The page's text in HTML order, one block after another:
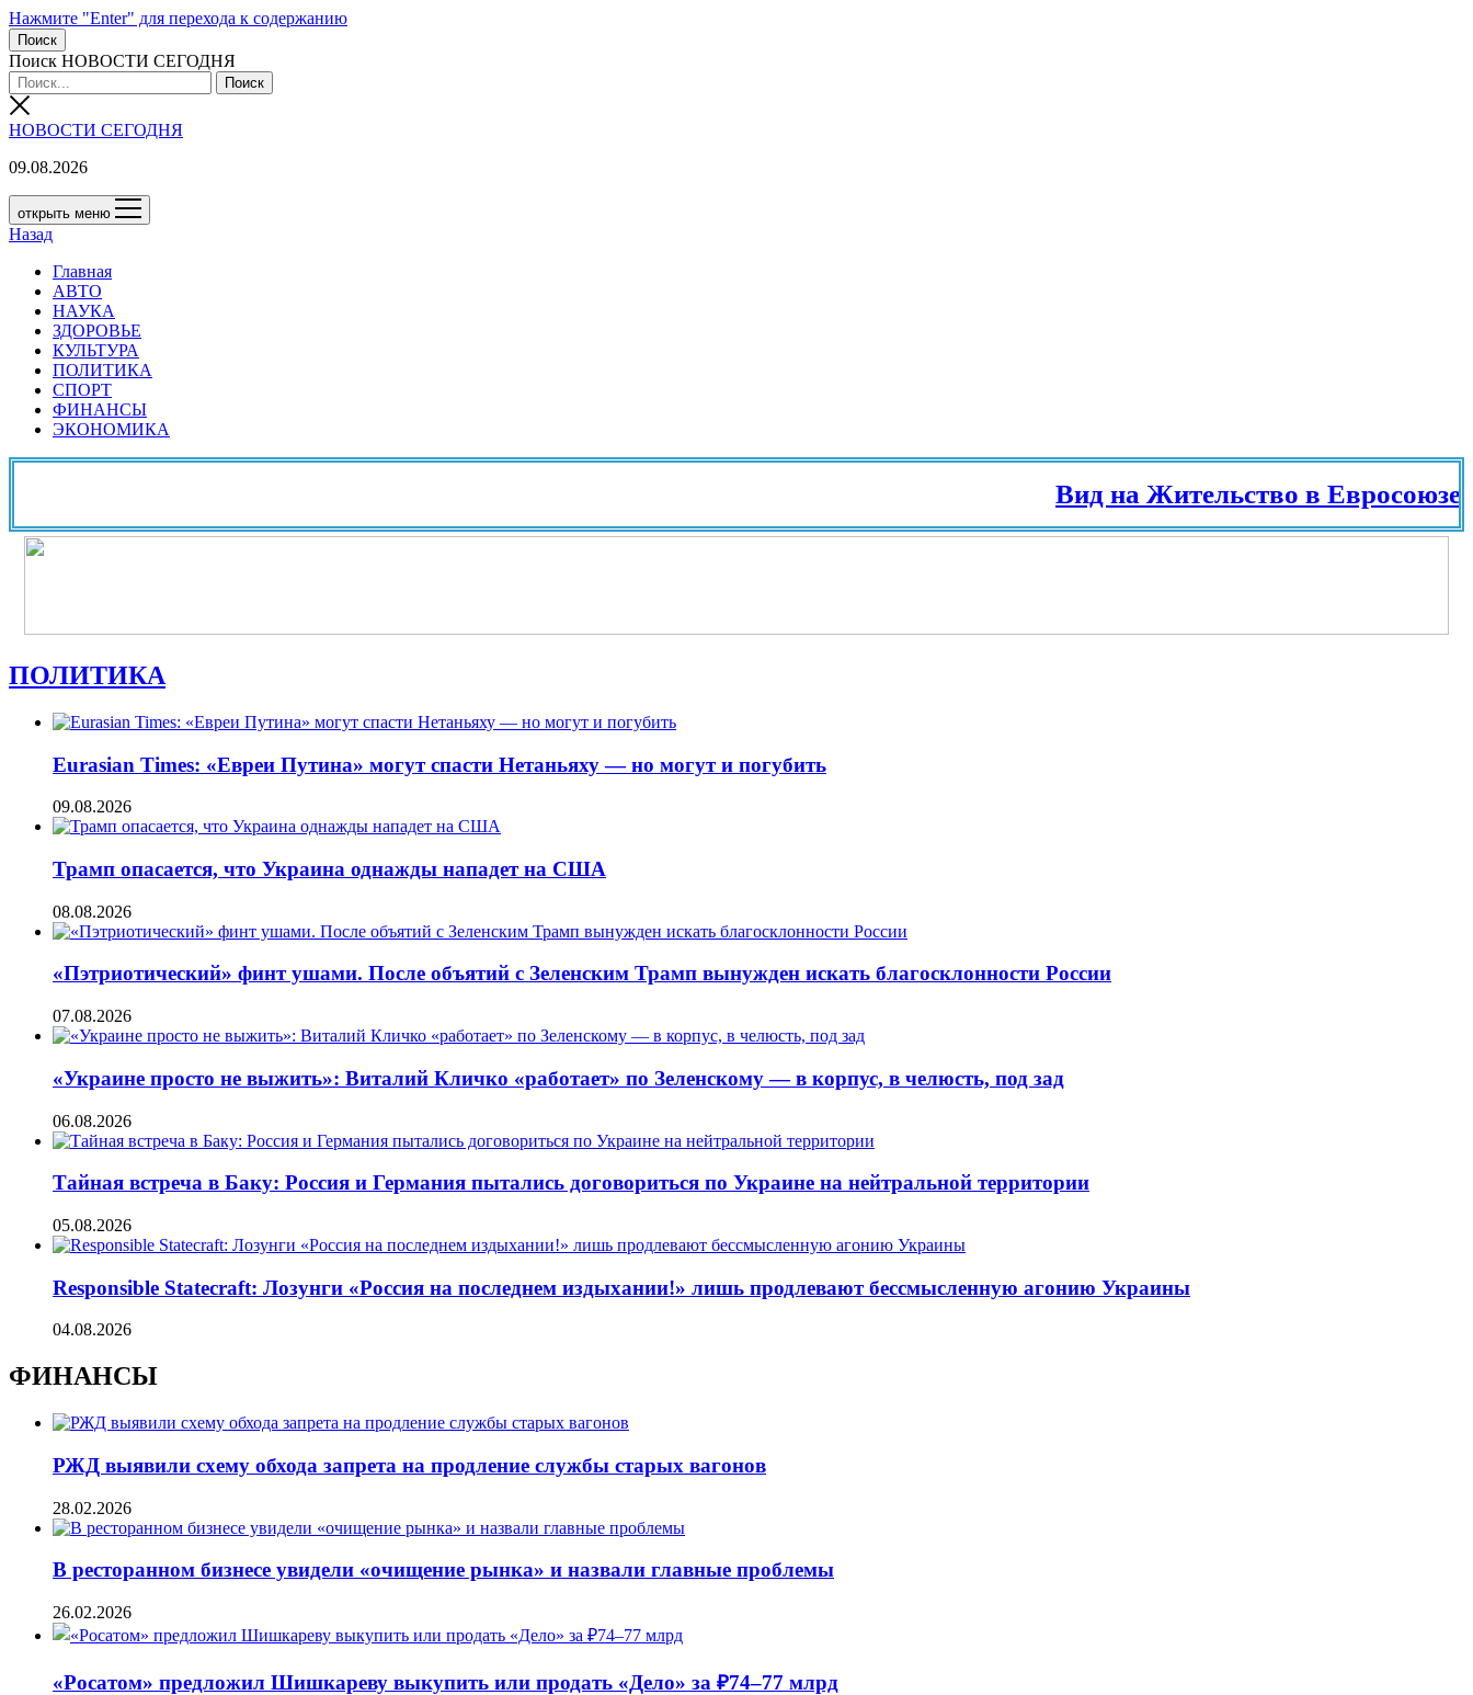
Нажмите "Enter" для перехода к содержанию
Поиск
Поиск НОВОСТИ СЕГОДНЯ
НОВОСТИ СЕГОДНЯ
09.08.2026
открыть меню
Назад
Главная
АВТО
НАУКА
ЗДОРОВЬЕ
КУЛЬТУРА
ПОЛИТИКА
СПОРТ
ФИНАНСЫ
ЭКОНОМИКА
Вид на Жительство в Евросоюзе и
ПОЛИТИКА
Eurasian Times: «Евреи Путина» могут спасти Нетаньяху — но могут и погубить
09.08.2026
Трамп опасается, что Украина однажды нападет на США
08.08.2026
«Пэтриотический» финт ушами. После объятий с Зеленским Трамп вынужден искать благосклонности России
07.08.2026
«Украине просто не выжить»: Виталий Кличко «работает» по Зеленскому — в корпус, в челюсть, под зад
06.08.2026
Тайная встреча в Баку: Россия и Германия пытались договориться по Украине на нейтральной территории
05.08.2026
Responsible Statecraft: Лозунги «Россия на последнем издыхании!» лишь продлевают бессмысленную агонию Украины
04.08.2026
ФИНАНСЫ
РЖД выявили схему обхода запрета на продление службы старых вагонов
28.02.2026
В ресторанном бизнесе увидели «очищение рынка» и назвали главные проблемы
26.02.2026
«Росатом» предложил Шишкареву выкупить или продать «Дело» за ₽74–77 млрд